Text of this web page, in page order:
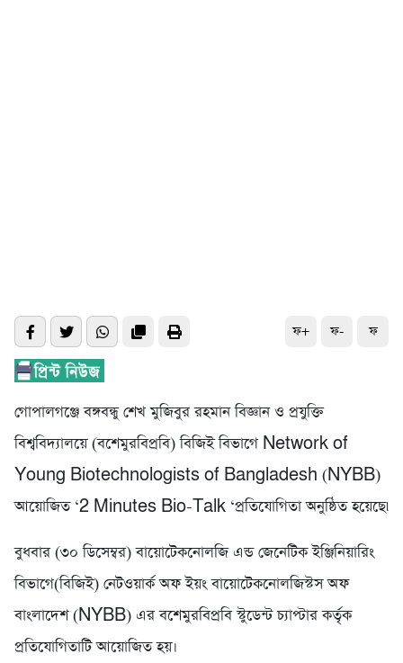
ফ+ ফ- ফ
গোপালগঞ্জে বঙ্গবন্ধু শেখ মুজিবুর রহমান বিজ্ঞান ও প্রযুক্তি
বিশ্ববিদ্যালয়ে (বশেমুরবিপ্রবি) বিজিই বিভাগে Network of
Young Biotechnologists of Bangladesh (NYBB)
আয়োজিত ‘2 Minutes Bio-Talk ‘প্রতিযোগিতা অনুষ্ঠিত হয়েছে৷
বুধবার (৩০ ডিসেম্বর) বায়োটেকনোলজি এন্ড জেনেটিক ইঞ্জিনিয়ারিং
বিভাগে(বিজিই) নেটওয়ার্ক অফ ইয়ং বায়োটেকনোলজিস্টস অফ
বাংলাদেশ (NYBB) এর বশেমুরবিপ্রবি স্টুডেন্ট চ্যাপ্টার কর্তৃক
প্রতিযোগিতাটি আয়োজিত হয়।